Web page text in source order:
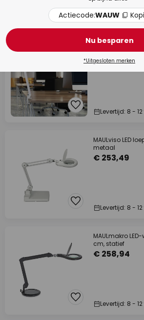
Op voorraad
MAULsource LED
dimbaar
€ 262,57
Levertijd: 8 -
MAULviso LED
metaal
€ 253,49
Levertijd: 8 -
MAULmakro
cm, statief
€ 258,94
Levertijd: 8 -
Actiecode:WAUW
Nu besparen
*Uitgesloten merken